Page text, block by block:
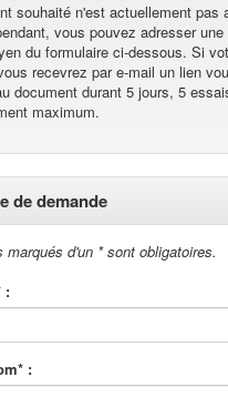
souhaité n'est actuellement pas
vous pouvez adresser
du formulaire ci-dessous. Si
recevrez par e-mail un lien
document durant 5 jours, 5
maximum.
de demande
marqués d'un * sont obligatoires.
:
: